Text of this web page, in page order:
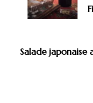
Salade japonaise